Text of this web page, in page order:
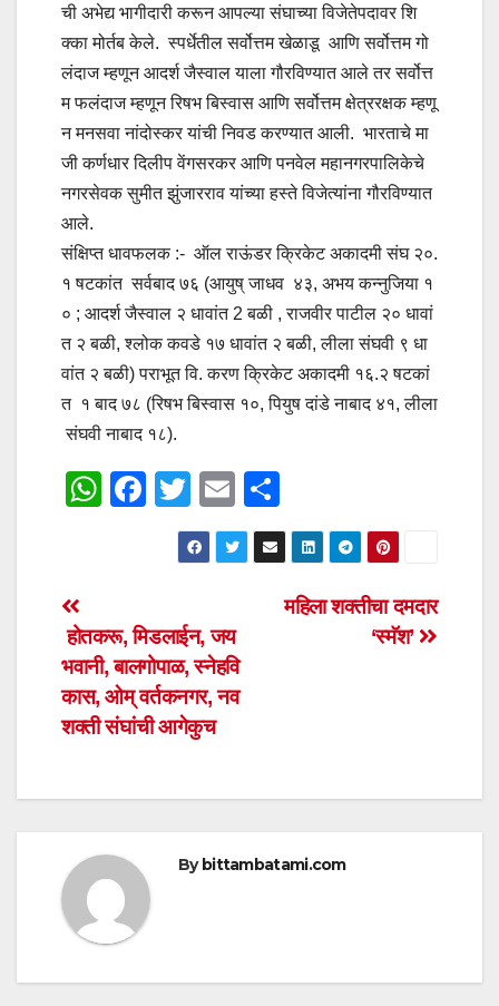
ची अभेद्य भागीदारी करून आपल्या संघाच्या विजेतेपदावर शि
क्का मोर्तब केले. स्पर्धेतील सर्वोत्तम खेळाडू आणि सर्वोत्तम गो
लंदाज म्हणून आदर्श जैस्वाल याला गौरविण्यात आले तर सर्वोत्त
म फलंदाज म्हणून रिषभ बिस्वास आणि सर्वोत्तम क्षेत्ररक्षक म्हणू
न मनसवा नांदोस्कर यांची निवड करण्यात आली. भारताचे मा
जी कर्णधार दिलीप वेंगसरकर आणि पनवेल महानगरपालिकेचे
नगरसेवक सुमीत झुंजारराव यांच्या हस्ते विजेत्यांना गौरविण्यात
आले.
संक्षिप्त धावफलक :- ऑल राऊंडर क्रिकेट अकादमी संघ २०.
१ षटकांत सर्वबाद ७६ (आयुष् जाधव ४३, अभय कन्नुजिया १
० ; आदर्श जैस्वाल २ धावांत 2 बळी , राजवीर पाटील २० धावां
त २ बळी, श्लोक कवडे १७ धावांत २ बळी, लीला संघवी ९ धा
वांत २ बळी) पराभूत वि. करण क्रिकेट अकादमी १६.२ षटकां
त १ बाद ७८ (रिषभ बिस्वास १०, पियुष दांडे नाबाद ४१, लीला
संघवी नाबाद १८).
W
A
p
p
F
b
o
o
k
T
wi
tt
E
m
ail
h
ar
e
Post
navigation
महिला शक्तीचा दमदार
‘स्मॅश’
होतकरू, मिडलाईन, जय
भवानी, बालगोपाळ, स्नेहवि
कास, ओम् वर्तकनगर, नव
शक्ती संघांची आगेकुच
Bybittambatami.com